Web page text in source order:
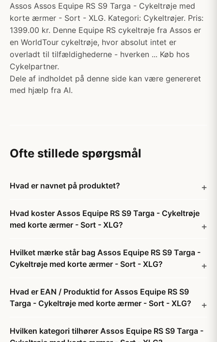
Assos Assos Equipe RS S9 Targa - Cykeltrøje med
korte ærmer - Sort - XLG. Kategori: Cykeltrøjer. Pris:
1399.00 kr. Denne Equipe RS cykeltrøje fra Assos er
en WorldTour cykeltrøje, hvor absolut intet er
overladt til tilfældighederne - hverken ... Køb hos
Cykelpartner.
Dele af indholdet på denne side kan være genereret
med hjælp fra AI.
Ofte stillede spørgsmål
Hvad er navnet på produktet?
Hvad koster Assos Equipe RS S9 Targa - Cykeltrøje
med korte ærmer - Sort - XLG?
Hvilket mærke står bag Assos Equipe RS S9 Targa -
Cykeltrøje med korte ærmer - Sort - XLG?
Hvad er EAN / Produktid for Assos Equipe RS S9
Targa - Cykeltrøje med korte ærmer - Sort - XLG?
Hvilken kategori tilhører Assos Equipe RS S9 Targa -